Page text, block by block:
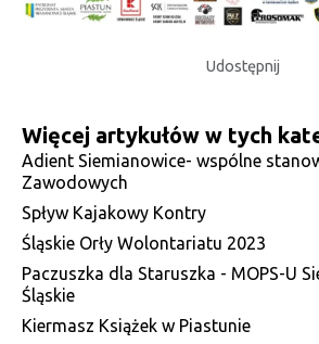
Udostępnij
Więcej artykułów w tych
Adient Siemianowice- wspólne
Zawodowych
Spływ Kajakowy Kontry
Śląskie Orły Wolontariatu 2023
Paczuszka dla Staruszka - MOPS-U
Śląskie
Kiermasz Książek w Piastunie